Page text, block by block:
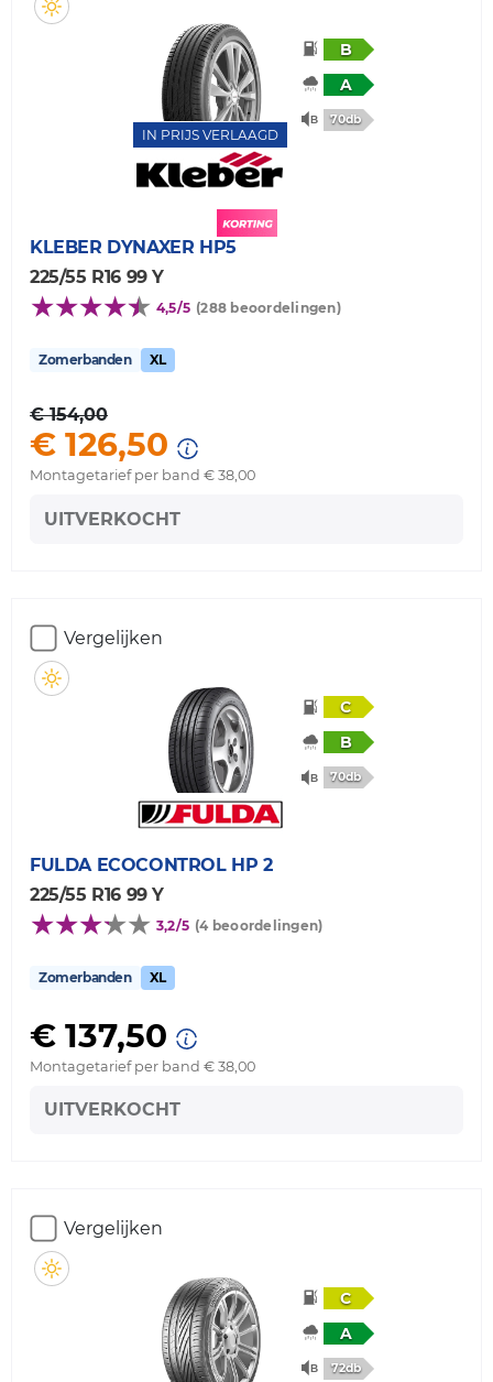
IN PRIJS VERLAAGD
B
A
70db
KLEBER DYNAXER HP5
225/55 R16 99 Y
4,5/5 (288 beoordelingen)
Zomerbanden XL
€ 154,00
€ 126,50
Montagetarief per band € 38,00
UITVERKOCHT
Vergelijken
C
B
70db
FULDA ECOCONTROL HP 2
225/55 R16 99 Y
3,2/5 (4 beoordelingen)
Zomerbanden XL
€ 137,50
Montagetarief per band € 38,00
UITVERKOCHT
Vergelijken
C
A
72db